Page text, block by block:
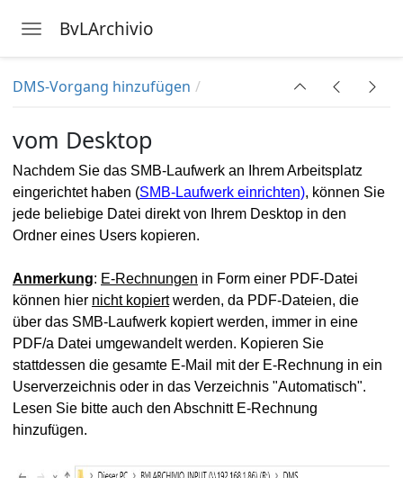
Toggle navigation
BvLArchivio
DMS-Vorgang hinzufügen
vom Desktop
Nachdem Sie das SMB-Laufwerk an Ihrem Arbeitsplatz
eingerichtet haben (SMB-Laufwerk einrichten), können Sie
jede beliebige Datei direkt von Ihrem Desktop in den
Ordner eines Users kopieren.
Anmerkung: E-Rechnungen in Form einer PDF-Datei
können hier nicht kopiertwerden, da PDF-Dateien, die
über das SMB-Laufwerk kopiert werden, immer in eine
PDF/a Datei umgewandelt werden. Kopieren Sie
stattdessen die gesamte E-Mail mit der E-Rechnung in ein
Userverzeichnis oder in das Verzeichnis "Automatisch".
Lesen Sie bitte auch den Abschnitt E-Rechnung
hinzufügen.